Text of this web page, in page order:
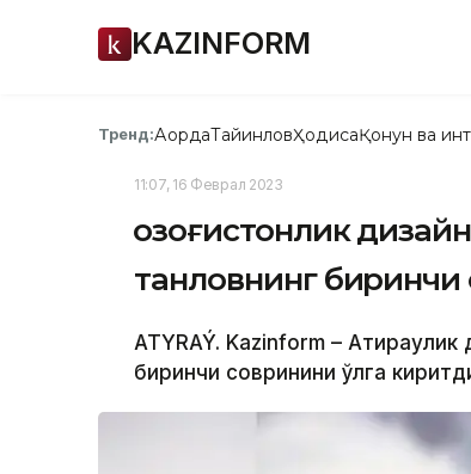
KAZINFORM
Тренд:АқордаТайинловҲодисаҚонун ва
11:07, 16 Феврал 2023
Қозоғистонлик
танловнинг
ATYRAÝ. Kazinform – Атираулик
биринчи совринини қўлга